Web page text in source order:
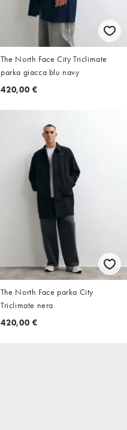
The North Face City Triclimate
parka giacca blu navy
420,00 €
The North Face parka City
Triclimate nera
420,00 €